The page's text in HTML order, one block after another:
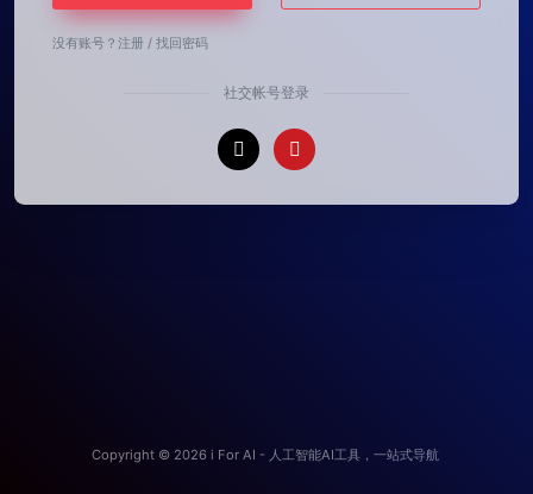
没有账号？ 注册 / 找回密码
社交帐号登录
Copyright © 2026 i For AI - 人工智能AI工具，一站式导航